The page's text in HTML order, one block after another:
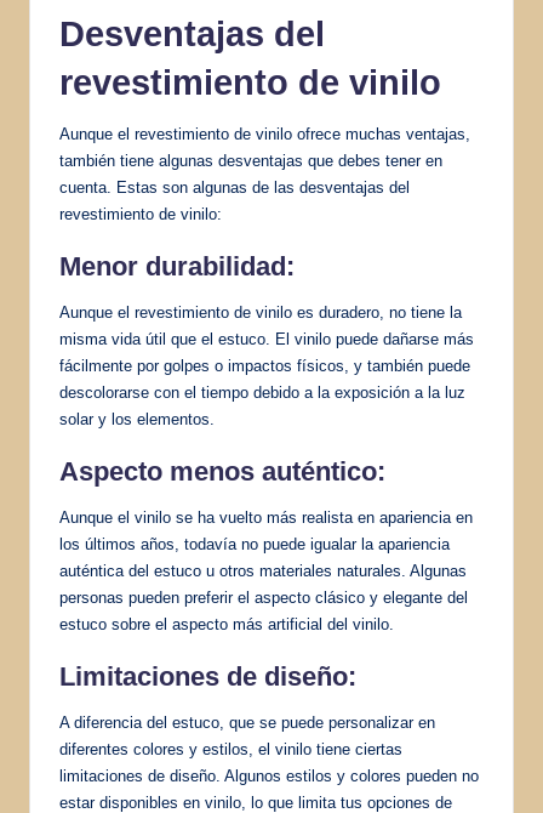
Desventajas del
revestimiento de vinilo
Aunque el revestimiento de vinilo ofrece muchas ventajas,
también tiene algunas desventajas que debes tener en
cuenta. Estas son algunas de las desventajas del
revestimiento de vinilo:
Menor durabilidad:
Aunque el revestimiento de vinilo es duradero, no tiene la
misma vida útil que el estuco. El vinilo puede dañarse más
fácilmente por golpes o impactos físicos, y también puede
descolorarse con el tiempo debido a la exposición a la luz
solar y los elementos.
Aspecto menos auténtico:
Aunque el vinilo se ha vuelto más realista en apariencia en
los últimos años, todavía no puede igualar la apariencia
auténtica del estuco u otros materiales naturales. Algunas
personas pueden preferir el aspecto clásico y elegante del
estuco sobre el aspecto más artificial del vinilo.
Limitaciones de diseño:
A diferencia del estuco, que se puede personalizar en
diferentes colores y estilos, el vinilo tiene ciertas
limitaciones de diseño. Algunos estilos y colores pueden no
estar disponibles en vinilo, lo que limita tus opciones de